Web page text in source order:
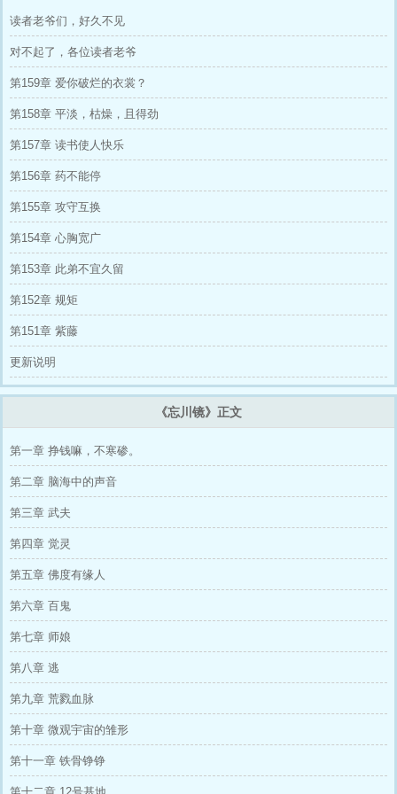
读者老爷们，好久不见
对不起了，各位读者老爷
第159章 爱你破烂的衣裳？
第158章 平淡，枯燥，且得劲
第157章 读书使人快乐
第156章 药不能停
第155章 攻守互换
第154章 心胸宽广
第153章 此弟不宜久留
第152章 规矩
第151章 紫藤
更新说明
《忘川镜》正文
第一章 挣钱嘛，不寒碜。
第二章 脑海中的声音
第三章 武夫
第四章 觉灵
第五章 佛度有缘人
第六章 百鬼
第七章 师娘
第八章 逃
第九章 荒戮血脉
第十章 微观宇宙的雏形
第十一章 铁骨铮铮